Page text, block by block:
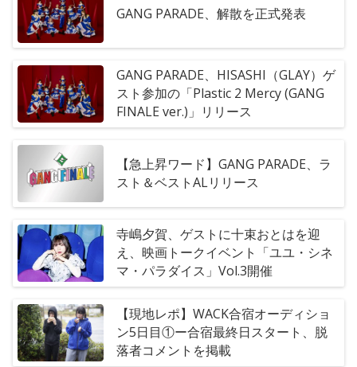
GANG PARADE、解散を正式発表
GANG PARADE、HISASHI（GLAY）ゲ
スト参加の「Plastic 2 Mercy (GANG
FINALE ver.)」リリース
【急上昇ワード】GANG PARADE、ラ
スト＆ベストALリリース
寺嶋夕賀、ゲストに十束おとはを迎
え、映画トークイベント「ユユ・シネ
マ・パラダイス」Vol.3開催
【現地レポ】WACK合宿オーディショ
ン5日目①ー合宿最終日スタート、脱
落者コメントを掲載